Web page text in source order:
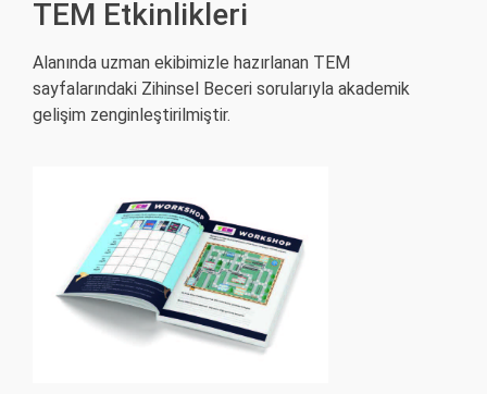
TEM Etkinlikleri
Alanında uzman ekibimizle hazırlanan TEM
sayfalarındaki Zihinsel Beceri sorularıyla akademik
gelişim zenginleştirilmiştir.